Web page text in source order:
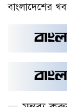
বাংলাদেশের